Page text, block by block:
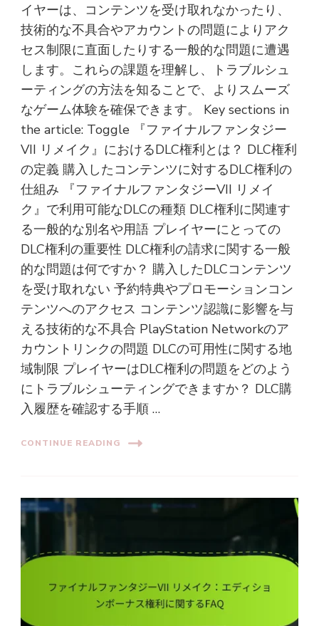
イヤーは、コンテンツを受け取れなかったり、
技術的な不具合やアカウントの問題によりアク
セス制限に直面したりする一般的な問題に遭遇
します。これらの課題を理解し、トラブルシュ
ーティングの方法を知ることで、よりスムーズ
なゲーム体験を確保できます。 Key sections in
the article: Toggle 『ファイナルファンタジー
VII リメイク』におけるDLC権利とは？ DLC権利
の定義 購入したコンテンツに対するDLC権利の
仕組み 『ファイナルファンタジーVII リメイ
ク』で利用可能なDLCの種類 DLC権利に関連す
る一般的な別名や用語 プレイヤーにとっての
DLC権利の重要性 DLC権利の請求に関する一般
的な問題は何ですか？ 購入したDLCコンテンツ
を受け取れない 予約特典やプロモーションコン
テンツへのアクセス コンテンツ認識に影響を与
える技術的な不具合 PlayStation Networkのア
カウントリンクの問題 DLCの可用性に関する地
域制限 プレイヤーはDLC権利の問題をどのよう
にトラブルシューティングできますか？ DLC購
入履歴を確認する手順 …
CONTINUE READING